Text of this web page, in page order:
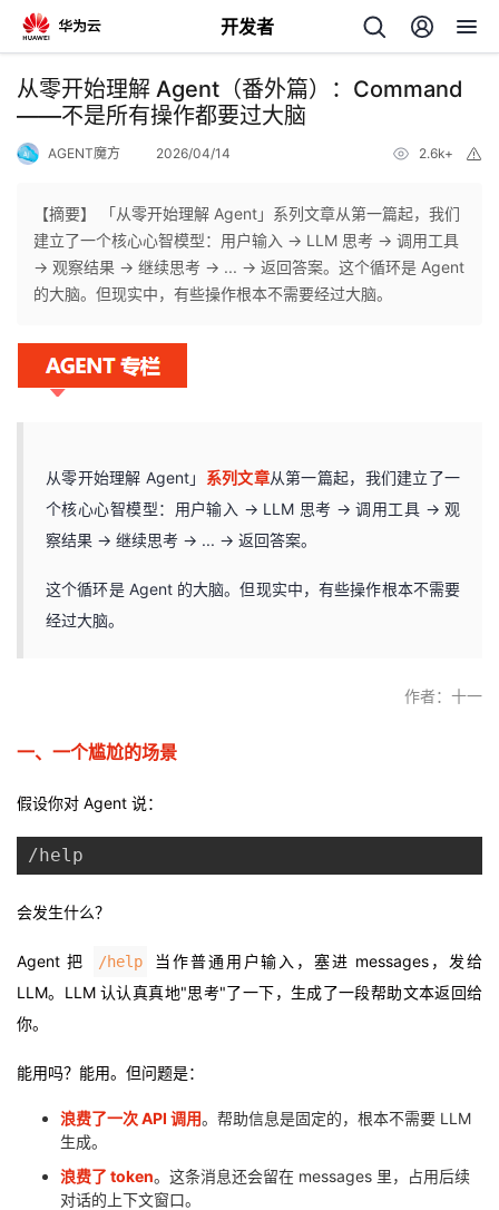
开发者
返
个
我
客
论
坛
的
圈
子
我
的
直
播
我
的
活
动
我
的
关
我
的
开
发
我
的
Programs
我
的
持
从零开始理解 Agent（番外篇）：Command
——不是所有操作都要过大脑
AGENT魔方 2026/04/14 2.6k+
【摘要】 「从零开始理解 Agent」系列文章从第一篇起，我们
建立了一个核心心智模型：用户输入 → LLM 思考 → 调用工具
→ 观察结果 → 继续思考 → ... → 返回答案。这个循环是 Agent
的大脑。但现实中，有些操作根本不需要经过大脑。
从零开始理解 Agent」 系列文章从第一篇起，我们建立了一
个核心心智模型：用户输入 → LLM 思考 → 调用工具 → 观
察结果 → 继续思考 → ... → 返回答案。
这个循环是 Agent 的大脑。但现实中，有些操作根本不需要
经过大脑。
作者：十一
一、一个尴尬的场景
假设你对 Agent 说：
/help
会发生什么？
Agent 把 /help
当作普通用户输入，塞进 messages，发给
LLM。LLM 认认真真地"思考"了一下，生成了一段帮助文本返回给
你。
能用吗？能用。但问题是：
浪费了一次 API 调用。帮助信息是固定的，根本不需要 LLM
生成。
浪费了 token。这条消息还会留在 messages 里，占用后续
对话的上下文窗口。